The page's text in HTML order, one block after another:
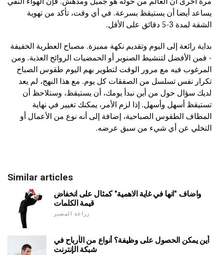
يساعد أيضا أن يستيقظ بسرعة. في أي وقت، تأكد من تهوية
الشقة لمدة 3-5 دقائق على الأقل.
بداية رائعة إلى اليوم وتقديم نكهة مميزة. مصباح العطرية الخفيفة
- فمن الأفضل لتنشيط الصنوبر أو الحمضيات الروائح العذبة. ومن
المرغوب فيه مع مرور الوقت لتطوير بهم اليوم طقوس الصباح
تكرار نفس تسلسل من الصفقات كل يوم. مع هذا النهج، لم يعد
لديك سؤال حول من أين نبدأ يومك، أن يستيقظ، وستلاحظ أن
تستيقظ أسهل وأسهل. إذا لزم الأمر، يمكنك تغيير في نهاية
المطاف الطقوس الصباحية، إضافة إلى أنه نوع من الأعمال أو
التخلي عن أي شيء من سبق عرضه.
Similar articles
واضاف "انها في غاية الاهمية" كمثال على انخفاض
قيمة الكلمات
زراعة المصير
أين يمكن الحصول على وظيفة؟ أنواع من الأرباح في
شبكة الإنترنت